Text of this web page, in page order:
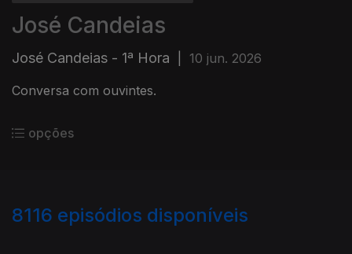
José Candeias
José Candeias - 1ª Hora 10 jun. 2026
Conversa com ouvintes.
opções
8116 episódios disponíveis